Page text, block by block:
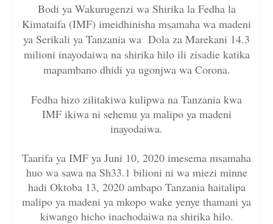
Bodi ya Wakurugenzi wa Shirika la Fedha la
Kimataifa (IMF) imeidhinisha msamaha wa madeni
ya Serikali ya Tanzania wa Dola za Marekani 14.3
milioni inayodaiwa na shirika hilo ili zisadie katika
mapambano dhidi ya ugonjwa wa Corona.
Fedha hizo zilitakiwa kulipwa na Tanzania kwa
IMF ikiwa ni sehemu ya malipo ya madeni
inayodaiwa.
Taarifa ya IMF ya Juni 10, 2020 imesema msamaha
huo wa sawa na Sh33.1 bilioni ni wa miezi minne
hadi Oktoba 13, 2020 ambapo Tanzania haitalipa
malipo ya madeni ya mkopo wake yenye thamani ya
kiwango hicho inachodaiwa na shirika hilo.